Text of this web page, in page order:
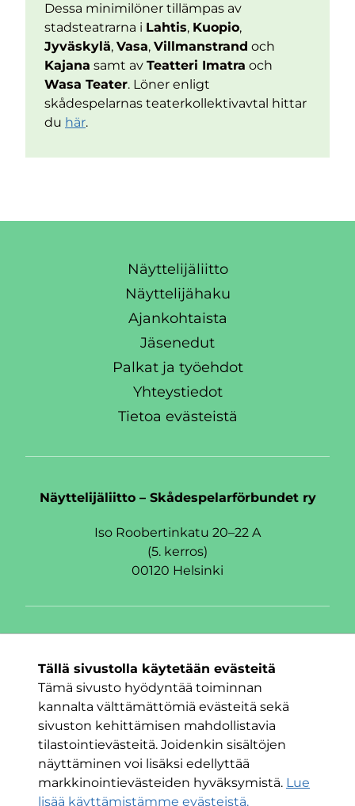
Tällä sivustolla käytetään evästeitä
Tämä sivusto hyödyntää toiminnan
kannalta välttämättömiä evästeitä sekä
sivuston kehittämisen mahdollistavia
tilastointievästeitä. Joidenkin sisältöjen
näyttäminen voi lisäksi edellyttää
markkinointievästeiden hyväksymistä. Lue
lisää käyttämistämme evästeistä.
Dessa minimilöner tillämpas av
stadsteatrarna i Lahtis, Kuopio,
Jyväskylä, Vasa, Villmanstrand och
Kajana samt av Teatteri Imatra och
Wasa Teater. Löner enligt
skådespelarnas teaterkollektivavtal hittar
du här.
Näyttelijäliitto
Näyttelijähaku
Ajankohtaista
Jäsenedut
Palkat ja työehdot
Yhteystiedot
Tietoa evästeistä
Näyttelijäliitto – Skådespelarförbundet ry
Iso Roobertinkatu 20–22 A
(5. kerros)
00120 Helsinki
Facebook
TwitterInstagram